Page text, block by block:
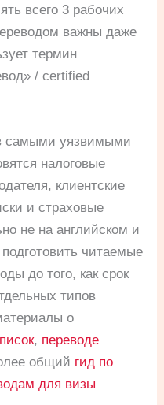
всего 3 рабочих
важны даже
термин
/ certified
самыми уязвимыми
налоговые
клиентские
и страховые
не на английском и
читаемые
до того, как срок
типов
о
, переводе
общий гид по
для визы